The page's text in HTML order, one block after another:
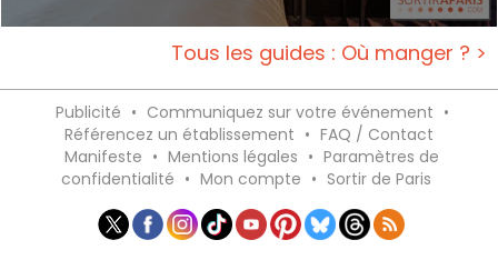
Tous les guides : Où manger ? >
Publicité • Communiquez sur votre événement •
Référencez un établissement • FAQ / Contact
Manifeste • Mentions légales • Paramètres de
confidentialité • Mon compte • Sortir de Paris